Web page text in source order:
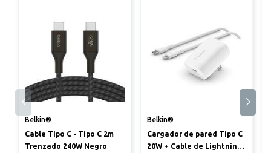
Belkin®
Cable Tipo C - Tipo C 2m
Trenzado 240W Negro
Belkin®
Cargador de pared Tipo C
20W + Cable de Lightning